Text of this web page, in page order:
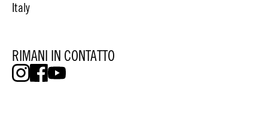
Italy
RIMANI IN CONTATTO